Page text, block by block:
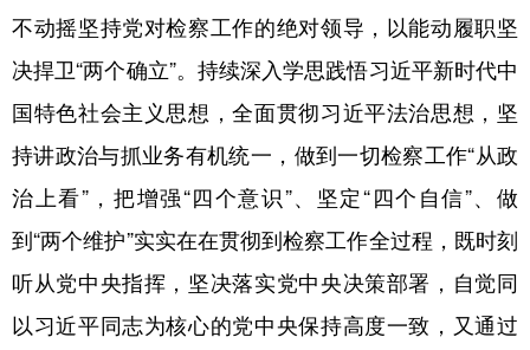
不动摇坚持党对检察工作的绝对领导，以能动履职坚
决捍卫“两个确立”。持续深入学思践悟习近平新时代中
国特色社会主义思想，全面贯彻习近平法治思想，坚
持讲政治与抓业务有机统一，做到一切检察工作“从政
治上看”，把增强“四个意识”、坚定“四个自信”、做
到“两个维护”实实在在贯彻到检察工作全过程，既时刻
听从党中央指挥，坚决落实党中央决策部署，自觉同
以习近平同志为核心的党中央保持高度一致，又通过